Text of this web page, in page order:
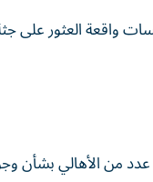
عدد من الأهالي بشأن